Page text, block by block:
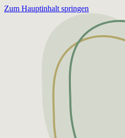
Zum Hauptinhalt springen